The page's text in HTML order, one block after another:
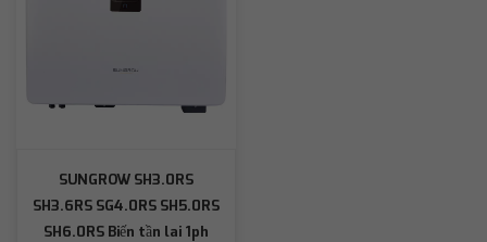
SUNGROW SH3.0RS
SH3.6RS SG4.0RS SH5.0RS
SH6.0RS Biến tần lai 1ph